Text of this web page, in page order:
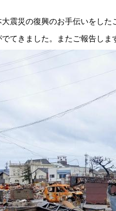
震災の復興のお手伝いをした
てきました。またご報告しま